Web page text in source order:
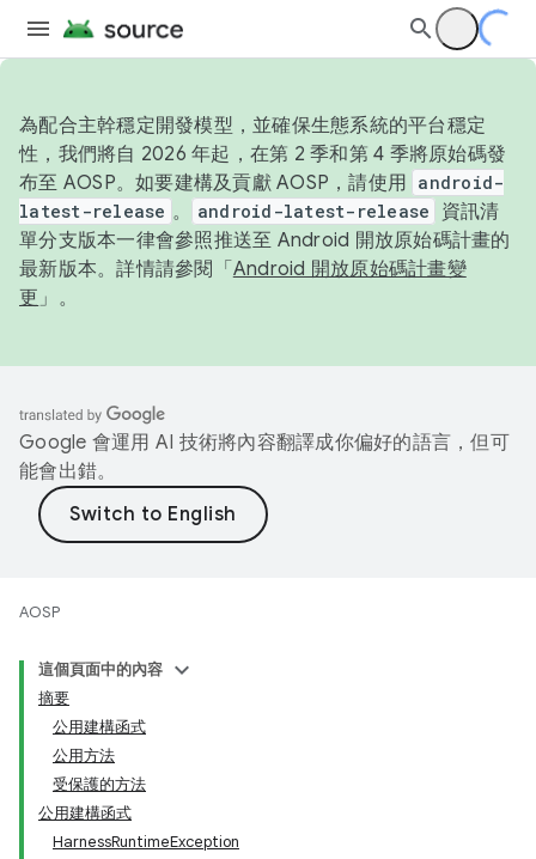
為配合主幹穩定開發模型，並確保生態系統的平台穩定
性，我們將自 2026 年起，在第 2 季和第 4 季將原始碼發
布至 AOSP。如要建構及貢獻 AOSP，請使用 android-
latest-release 。 android-latest-release
資訊清
單分支版本一律會參照推送至 Android 開放原始碼計畫的
最新版本。詳情請參閱「 Android 開放原始碼計畫變
更 」。
Google 會運用 AI 技術將內容翻譯成你偏好的語言，但可
能會出錯。
AOSP
這個頁面中的內容
摘要
公用建構函式
公用方法
受保護的方法
公用建構函式
HarnessRuntimeException